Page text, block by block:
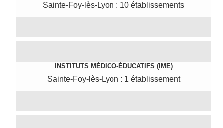
Sainte-Foy-lès-Lyon : 10 établissements
INSTITUTS MÉDICO-ÉDUCATIFS (IME)
Sainte-Foy-lès-Lyon : 1 établissement